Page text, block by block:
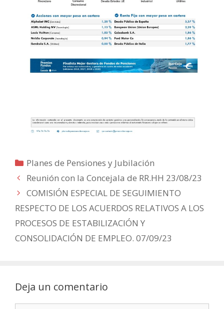
Categorías
Planes de Pensiones y Jubilación
Reunión con la Concejala de RR.HH 23/08/23
COMISIÓN ESPECIAL DE SEGUIMIENTO
RESPECTO DE LOS ACUERDOS RELATIVOS A LOS
PROCESOS DE ESTABILIZACIÓN Y
CONSOLIDACIÓN DE EMPLEO. 07/09/23
Deja un comentario